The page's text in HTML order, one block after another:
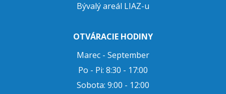
Bývalý areál LIAZ-u
OTVÁRACIE HODINY
Marec - September
Po - Pi: 8:30 - 17:00
Sobota: 9:00 - 12:00